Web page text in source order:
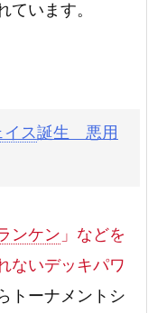
ています。
ス誕生 悪用
ンケン 」などを
ないデッキパワ
トーナメントシ